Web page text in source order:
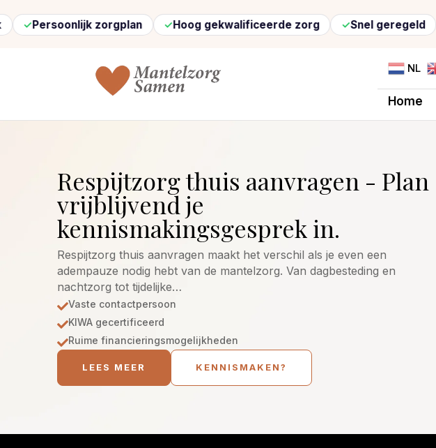
zorgplan Hoog gekwalificeerde zorg Snel geregeld Geen
NL
Home
Respijtzorg thuis aanvragen - Plan
vrijblijvend je
kennismakingsgesprek in.
Respijtzorg thuis aanvragen maakt het verschil als je even een
adempauze nodig hebt van de mantelzorg. Van dagbesteding en
nachtzorg tot tijdelijke…
Vaste contactpersoon
KIWA gecertificeerd
Ruime financieringsmogelijkheden
LEES MEER KENNISMAKEN?